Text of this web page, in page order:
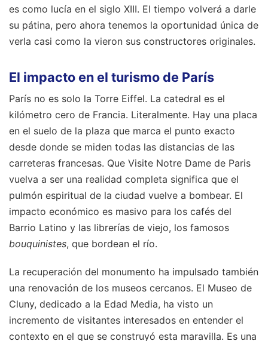
es como lucía en el siglo XIII. El tiempo volverá a darle
su pátina, pero ahora tenemos la oportunidad única de
verla casi como la vieron sus constructores originales.
El impacto en el turismo de París
París no es solo la Torre Eiffel. La catedral es el
kilómetro cero de Francia. Literalmente. Hay una placa
en el suelo de la plaza que marca el punto exacto
desde donde se miden todas las distancias de las
carreteras francesas. Que Visite Notre Dame de Paris
vuelva a ser una realidad completa significa que el
pulmón espiritual de la ciudad vuelve a bombear. El
impacto económico es masivo para los cafés del
Barrio Latino y las librerías de viejo, los famosos
bouquinistes, que bordean el río.
La recuperación del monumento ha impulsado también
una renovación de los museos cercanos. El Museo de
Cluny, dedicado a la Edad Media, ha visto un
incremento de visitantes interesados en entender el
contexto en el que se construyó esta maravilla. Es una